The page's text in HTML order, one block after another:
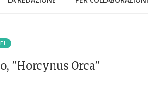
"Horcynus Orca"